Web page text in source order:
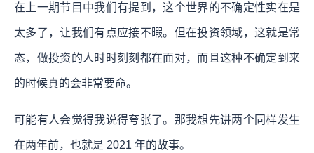
在上一期节目中我们有提到，这个世界的不确定性实在是
太多了，让我们有点应接不暇。但在投资领域，这就是常
态，做投资的人时时刻刻都在面对，而且这种不确定到来
的时候真的会非常要命。
可能有人会觉得我说得夸张了。那我想先讲两个同样发生
在两年前，也就是 2021 年的故事。